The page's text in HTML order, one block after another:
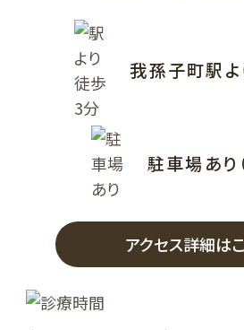
我孫子町駅
駐車場あり
アクセス詳細は